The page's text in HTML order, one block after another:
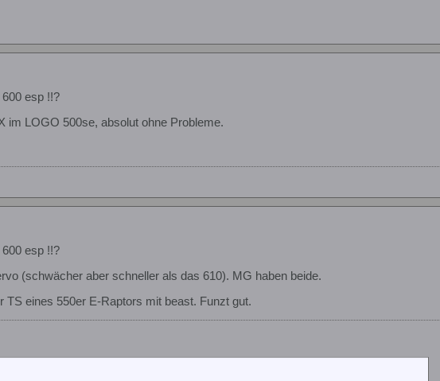
esp !!?
im LOGO 500se, absolut ohne Probleme.
esp !!?
(schwächer aber schneller als das 610). MG haben beide.
TS eines 550er E-Raptors mit beast. Funzt gut.